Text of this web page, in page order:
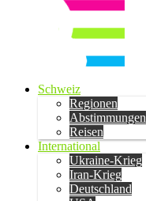
Schweiz
Regionen
Abstimmungen
Reisen
International
Ukraine-Krieg
Iran-Krieg
Deutschland